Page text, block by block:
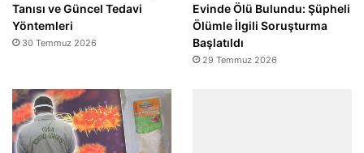
Tanısı ve Güncel Tedavi
Yöntemleri
30 Temmuz 2026
Evinde Ölü Bulundu: Şüpheli
Ölümle İlgili Soruşturma
Başlatıldı
29 Temmuz 2026